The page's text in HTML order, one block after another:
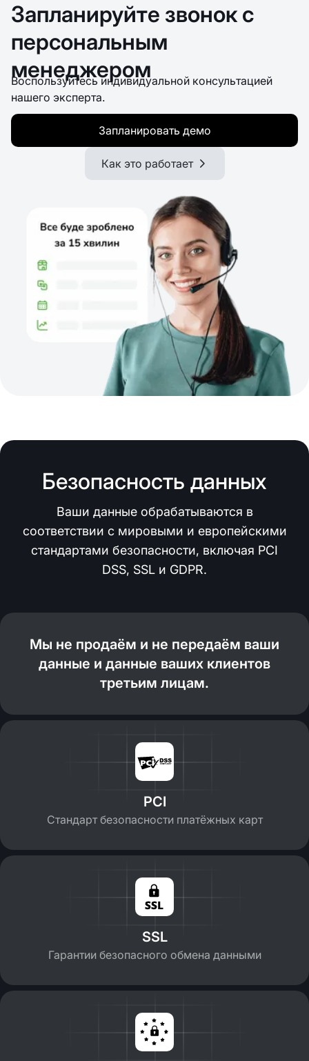
Запланируйте звонок с
персональным
менеджером
Воспользуйтесь индивидуальной консультацией
нашего эксперта.
Запланировать демо
Как это работает
Безопасность данных
Ваши данные обрабатываются в
соответствии с мировыми и европейскими
стандартами безопасности, включая PCI
DSS, SSL и GDPR.
Мы не продаём и не передаём ваши
данные и данные ваших клиентов
третьим лицам.
PCI
Стандарт безопасности платёжных карт
SSL
Гарантии безопасного обмена данными